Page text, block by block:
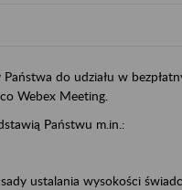
do udziału w
Webex Meeting.
Państwu m.in.:
ustalania wysokości